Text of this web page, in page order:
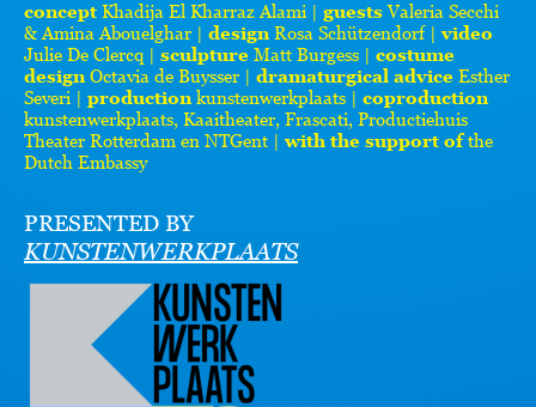
concept Khadija El Kharraz Alami | guestsValeria Secchi
& Amina Abouelghar | design Rosa Schützendorf |video
Julie De Clercq | sculpture Matt Burgess | costume
design Octavia de Buysser | dramaturgical advice Esther
Severi | production kunstenwerkplaats | coproduction
kunstenwerkplaats, Kaaitheater, Frascati, Productiehuis
Theater Rotterdam en NTGent |with the support ofthe
Dutch Embassy
PRESENTED BY
KUNSTENWERKPLAATS